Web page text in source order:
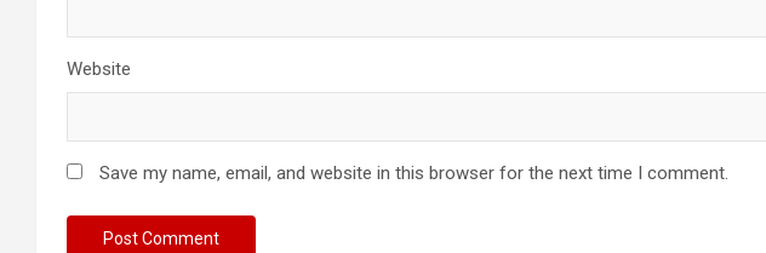
Website
Save my name, email, and website in this browser for the next time I comment.